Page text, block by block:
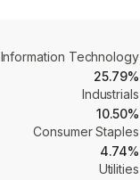
Information Technology
25.79%
Industrials
10.50%
Consumer Staples
4.74%
Utilities